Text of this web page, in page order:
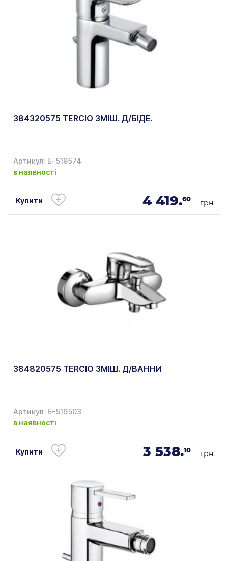
384320575 TERCIO ЗМІШ. Д/БІДЕ.
Артикул: Б-519574
в наявності
Купити 4 419.60 грн.
384820575 TERCIO ЗМІШ. Д/ВАННИ
Артикул: Б-519503
в наявності
Купити 3 538.10 грн.